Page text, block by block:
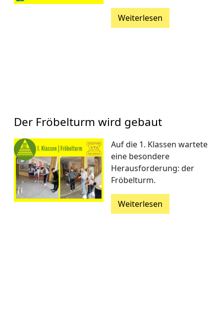
Weiterlesen
Der Fröbelturm wird gebaut
Auf die 1. Klassen wartete
eine besondere
Herausforderung: der
Fröbelturm.
Weiterlesen